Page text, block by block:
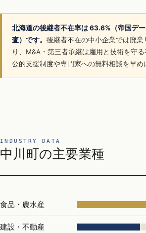
北海道の後継者不在率は 63.6%（帝国デ
査）です。 後継者不在の中小企業では廃業
り、M&A・第三者承継は雇用と技術を守る
公的支援制度や専門家への無料相談を早め
INDUSTRY DATA
中川町の主要業種
食品・農水産
建設・不動産